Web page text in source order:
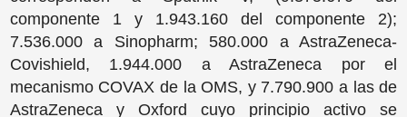
componente 1 y 1.943.160 del componente 2);
7.536.000 a Sinopharm; 580.000 a AstraZeneca-
Covishield, 1.944.000 a AstraZeneca por el
mecanismo COVAX de la OMS, y 7.790.900 a las de
AstraZeneca y Oxford cuyo principio activo se